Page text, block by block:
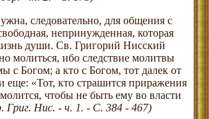
следовательно, для общения с
непринужденная, которая
души. Св. Григорий Нисский
молиться, ибо следствие молитвы
с Богом; а кто с Богом, тот далек от
еще: «Тот, кто страшится приражения
чтобы не быть ему во власти
Григ. Нис. - ч. 1. - С. 384 - 467)